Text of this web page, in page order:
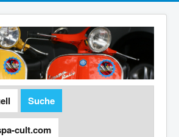
Suche
cult.com